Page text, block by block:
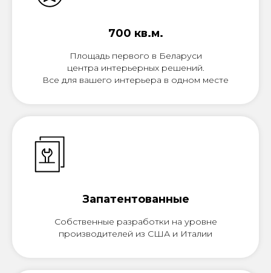
700 кв.м.
Площадь первого в Беларуси
центра интерьерных решений.
Все для вашего интерьера в одном месте
Запатентованные
Собственные разработки на уровне
производителей из США и Италии